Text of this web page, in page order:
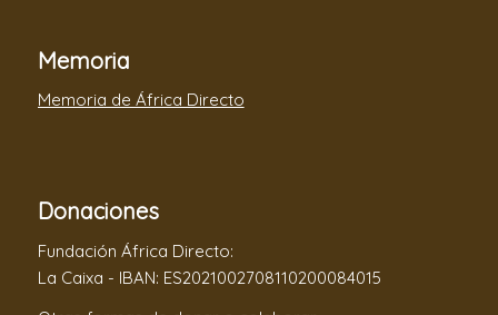
Memoria
Memoria de África Directo
Donaciones
Fundación África Directo:
La Caixa - IBAN: ES2021002708110200084015